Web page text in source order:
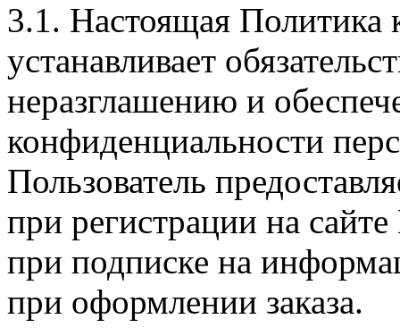
3.1. Настоящая Политика
устанавливает
неразглашению и
конфиденциальности
Пользователь
при регистрации на
при подписке на
при оформлении заказа.